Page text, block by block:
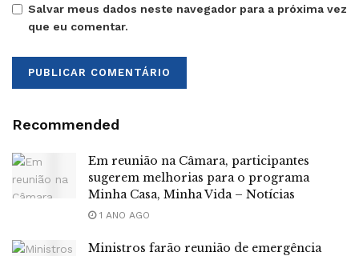
Salvar meus dados neste navegador para a próxima vez
que eu comentar.
Recommended
Em reunião na Câmara, participantes
sugerem melhorias para o programa
Minha Casa, Minha Vida – Notícias
1 ANO AGO
Ministros farão reunião de emergência